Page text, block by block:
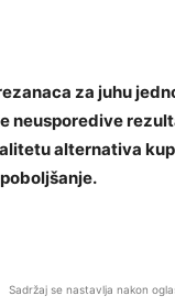
za juhu
neusporedive
alternativa
Sadržaj se nastavlja nakon